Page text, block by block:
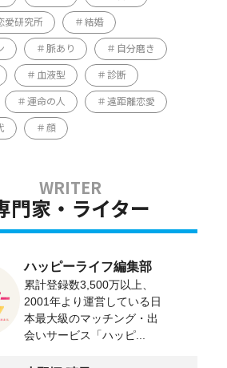
愛研究所 結婚
脈あり 自分磨き
血液型 診断
運命の人 遠距離恋愛
顔
門家・ライター
ハッピーライフ編集部
累計登録数3,500万以上、
2001年より運営している日
本最大級のマッチング・出
会いサービス「ハッピ...